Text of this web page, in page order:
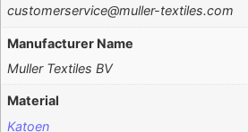
customerservice@muller-textiles.com
Manufacturer Name
Muller Textiles BV
Material
Katoen